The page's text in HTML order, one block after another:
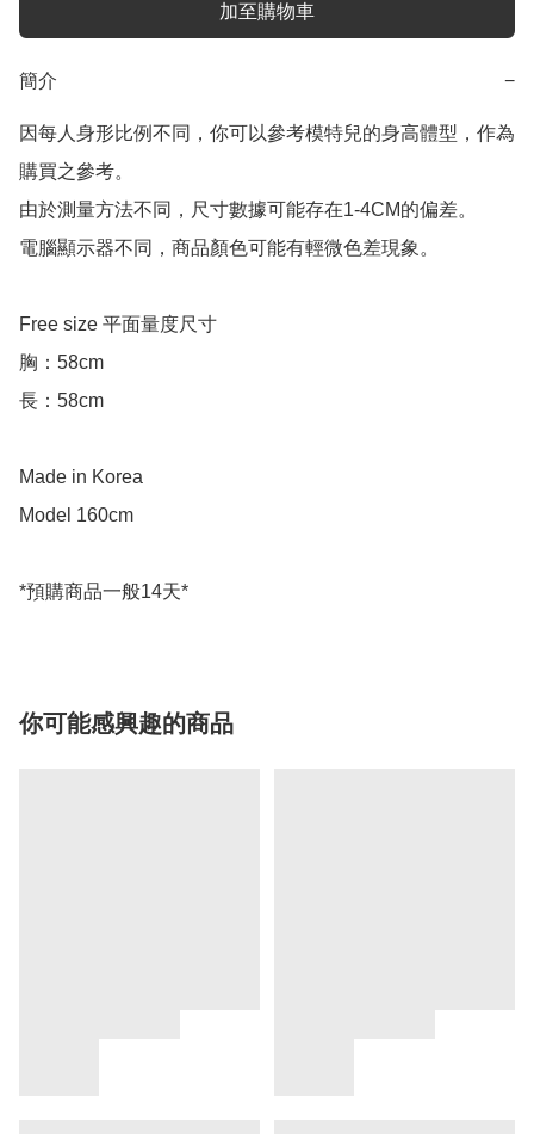
加至購物車
簡介 −
因每人身形比例不同，你可以參考模特兒的身高體型，作為
購買之參考。
由於測量方法不同，尺寸數據可能存在1-4CM的偏差。
電腦顯示器不同，商品顏色可能有輕微色差現象。
Free size 平面量度尺寸
胸：58cm
長：58cm
Made in Korea
Model 160cm
你可能感興趣的商品